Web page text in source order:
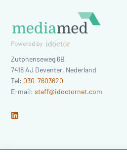
Zutphenseweg 6B
7418 AJ Deventer, Nederland
Tel: 030-7603620
E-mail:staff@idoctornet.com